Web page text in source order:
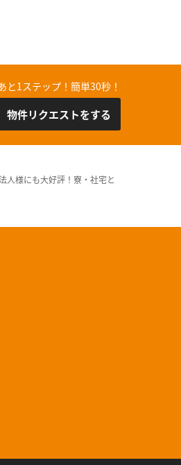
と1ステップ！簡単30秒！
物件リクエストをする
人様にも大好評！寮・社宅と